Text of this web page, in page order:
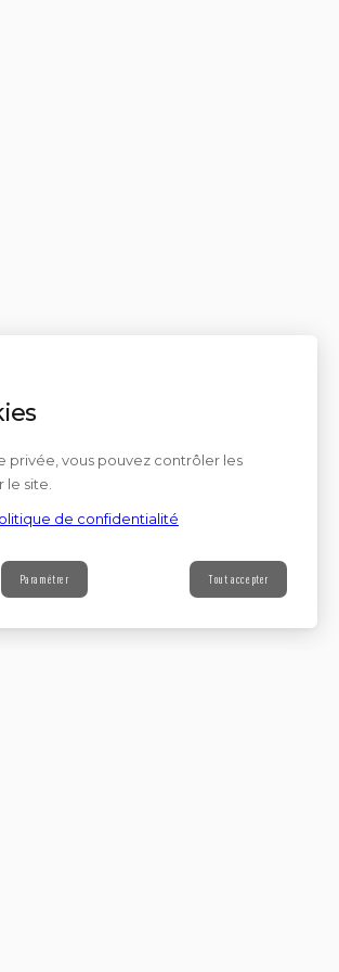
Contact
privée, vous pouvez contrôler les
le site.
de confidentialité
Paramétrer Tout accepter